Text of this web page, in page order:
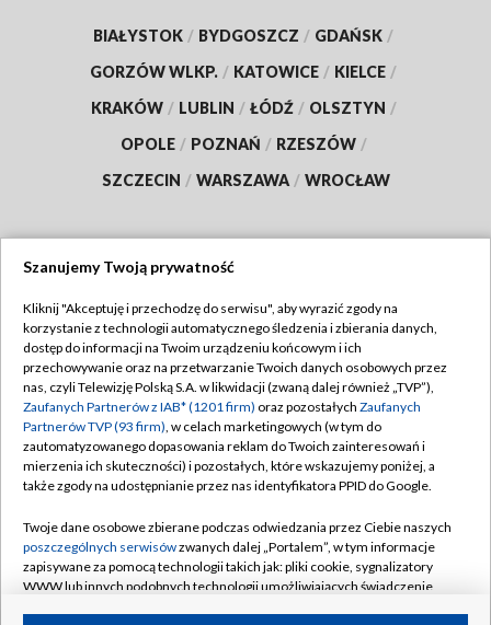
BIAŁYSTOK / BYDGOSZCZ / GDAŃSK /
GORZÓW WLKP. / KATOWICE / KIELCE /
KRAKÓW / LUBLIN / ŁÓDŹ / OLSZTYN /
OPOLE / POZNAŃ / RZESZÓW /
SZCZECIN / WARSZAWA / WROCŁAW
TVP
Abonament TVP
Emisja w TVP
Centrum informacji TVP
Naziemna Telewizja Cyfrowa
Rada Programowa
System NOS
Informacje o nadawcy
Regulamin TVP
Polityka prywatności
Moje zgody
Pomoc
Kontakt
Kanały
Szanujemy Twoją prywatność
Kliknij "Akceptuję i przechodzę do serwisu", aby wyrazić zgody na
korzystanie z technologii automatycznego śledzenia i zbierania danych,
dostęp do informacji na Twoim urządzeniu końcowym i ich
przechowywanie oraz na przetwarzanie Twoich danych osobowych przez
nas, czyli Telewizję Polską S.A. w likwidacji (zwaną dalej również „TVP”),
Zaufanych Partnerów z IAB* (1201 firm) oraz pozostałych Zaufanych
Partnerów TVP (93 firm), w celach marketingowych (w tym do
zautomatyzowanego dopasowania reklam do Twoich zainteresowań i
mierzenia ich skuteczności) i pozostałych, które wskazujemy poniżej, a
także zgody na udostępnianie przez nas identyfikatora PPID do Google.
Twoje dane osobowe zbierane podczas odwiedzania przez Ciebie naszych
poszczególnych serwisówzwanych dalej „Portalem”, w tym informacje
zapisywane za pomocą technologii takich jak: pliki cookie, sygnalizatory
WWW lub innych podobnych technologii umożliwiających świadczenie